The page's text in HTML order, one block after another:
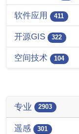
软件应用 411
开源GIS 322
空间技术 104
专业 2903
遥感 301